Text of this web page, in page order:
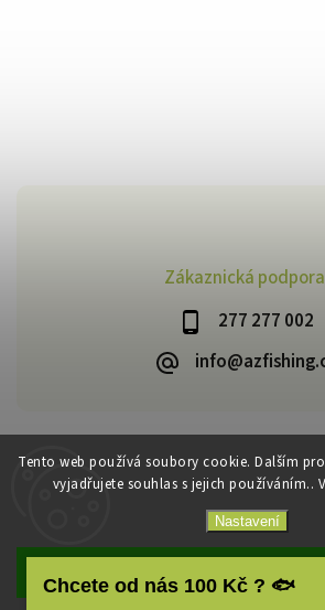
Tento web používá soubory cookie. Dalším
vyjadřujete souhlas s jejich používáním..
Nastavení
Souhlasím
Zákaznická
277 277 002
Copyright 2026AzFishing.cz.
VytvořilShoptet| Design
Chcete od nás 100 Kč ? 🐟